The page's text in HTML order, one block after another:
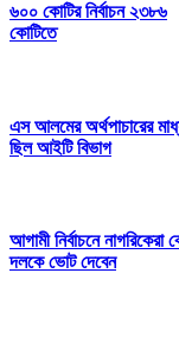
৬০০ কোটির নির্বাচন ২৩৮৬
কোটিতে
এস আলমের অর্থপাচারের
ছিল আইটি বিভাগ
আগামী নির্বাচনে নাগরিকেরা
দলকে ভোট দেবেন